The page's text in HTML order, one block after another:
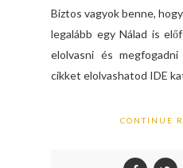
Biztos vagyok benne,
legalább egy Nálad is
elolvasni és
cikket elolvashatod IDE
CONTINUE